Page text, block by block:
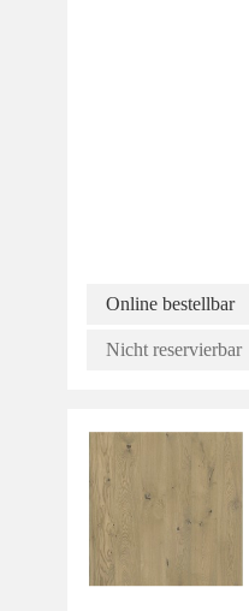
Online bestellbar
Nicht reservierbar